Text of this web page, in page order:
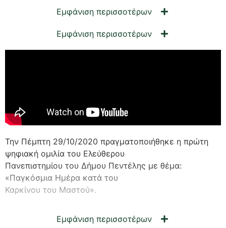
Εμφάνιση περισσοτέρων
Εμφάνιση περισσοτέρων
Την Πέμπτη 29/10/2020 πραγματοποιήθηκε η πρώτη
ψηφιακή ομιλία του Ελεύθερου
Πανεπιστημίου του Δήμου Πεντέλης με θέμα:
«Παγκόσμια Ημέρα κατά του
Καρκίνου του Μαστού».
Εμφάνιση περισσοτέρων